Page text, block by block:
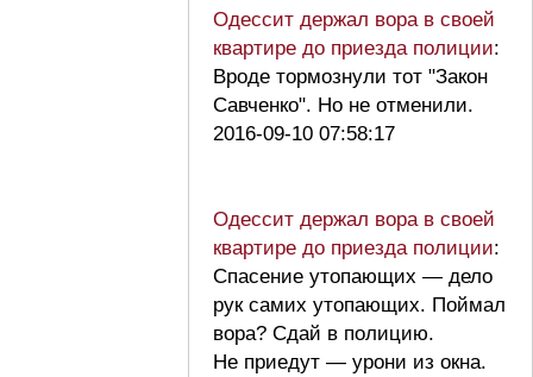
Одессит держал вора в своей
квартире до приезда полиции:
Вроде тормознули тот "Закон
Савченко". Но не отменили.
2016-09-10 07:58:17
Одессит держал вора в своей
квартире до приезда полиции:
Спасение утопающих — дело
рук самих утопающих. Поймал
вора? Сдай в полицию.
Не приедут — урони из окна.